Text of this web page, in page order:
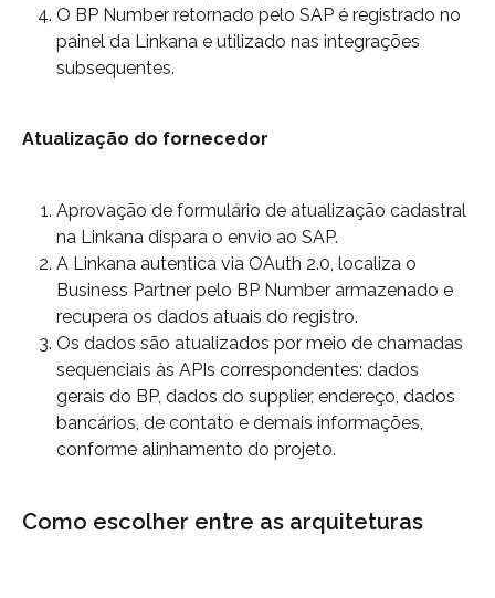
O BP Number retornado pelo SAP é registrado no
painel da Linkana e utilizado nas integrações
subsequentes.
Atualização do fornecedor
Aprovação de formulário de atualização cadastral
na Linkana dispara o envio ao SAP.
A Linkana autentica via OAuth 2.0, localiza o
Business Partner pelo BP Number armazenado e
recupera os dados atuais do registro.
Os dados são atualizados por meio de chamadas
sequenciais às APIs correspondentes: dados
gerais do BP, dados do supplier, endereço, dados
bancários, de contato e demais informações,
conforme alinhamento do projeto.
Como escolher entre as arquiteturas